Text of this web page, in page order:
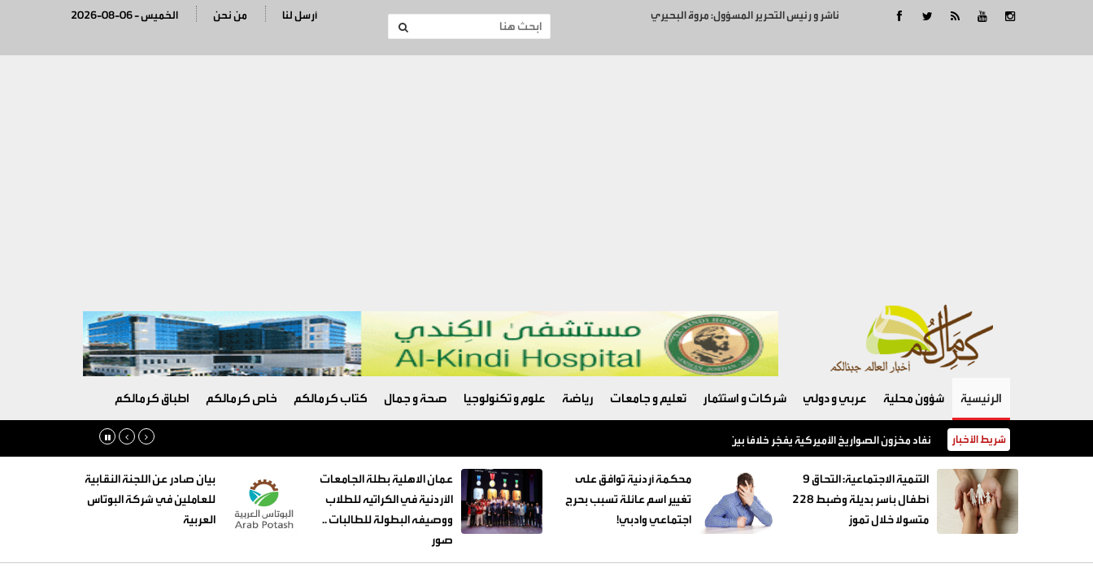
ناشر و رئيس التحرير المسؤول: مروة البحيري 2026-08-06 - الخميس من نحن أرسل لنا
الرئيسية شؤون محلية عربي و دولي شركات و استثمار تعليم و جامعات رياضة علوم و تكنولوجيا صحة و جمال كتاب كرمالكم خاص كرمالكم اطباق كرمالكم
شريط الأخبار نفاد مخزون الصواريخ الأميركية يفجّر خلافًا بين ترامب والبنتاغون
‏التنمية الاجتماعية: التحاق 9
أطفال بأسر بديلة وضبط 228
متسولا خلال تموز
محكمة أردنية توافق على
تغيير اسم عائلة تسبب بحرج
اجتماعي وادبي!
عمان الاهلية بطلة الجامعات
الأردنية في الكراتيه للطلاب
ووصيفه البطولة للطالبات ..
صور
بيان صادر عن اللجنة النقابية
للعاملين في شركة البوتاس
العربية